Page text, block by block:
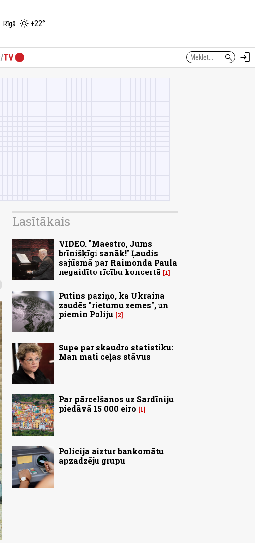
Rīgā +22°
search login
Lasītākais
VIDEO. "Maestro, Jums
brīnišķīgi sanāk!" Ļaudis
sajūsmā par Raimonda Paula
negaidīto rīcību koncertā
1
Putins paziņo, ka Ukraina
zaudēs "rietumu zemes", un
piemin Poliju 2
Supe par skaudro statistiku:
Man mati ceļas stāvus
Par pārcelšanos uz Sardīniju
piedāvā 15 000 eiro
1
Policija aiztur bankomātu
apzadzēju grupu